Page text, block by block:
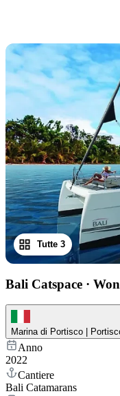
Tutte 3
Bali Catspace ·
Marina di Portisco |
Anno
2022
Cantiere
Bali Catamarans